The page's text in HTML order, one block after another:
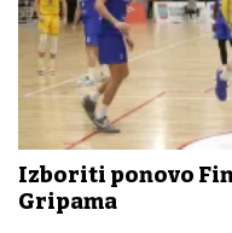
Izboriti ponovo
Gripama